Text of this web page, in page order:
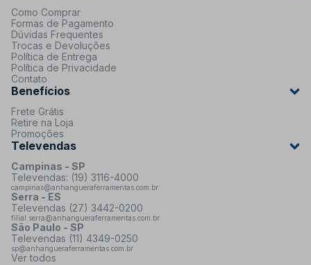
Como Comprar
Formas de Pagamento
Dúvidas Frequentes
Trocas e Devoluções
Política de Entrega
Política de Privacidade
Contato
Benefícios
Frete Grátis
Retire na Loja
Promoções
Televendas
Campinas - SP
Televendas: (19) 3116-4000
campinas@anhangueraferramentas.com.br
Serra - ES
Televendas (27) 3442-0200
filial.serra@anhangueraferramentas.com.br
São Paulo - SP
Televendas (11) 4349-0250
sp@anhangueraferramentas.com.br
Ver todos